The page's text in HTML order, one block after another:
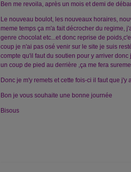
Ben me revoila, après un mois et demi de
Le nouveau boulot, les nouveaux horaires,
meme temps ça m'a fait décrocher du regime,
genre chocolat etc...et donc reprise de
coup je n'ai pas osé venir sur le site je suis
compte qu'il faut du soutien pour y arriver
un coup de pied au derrière ,ça me fera
Donc je m'y remets et cette fois-ci il faut que j'y
Bon je vous souhaite une bonne journée
Bisous